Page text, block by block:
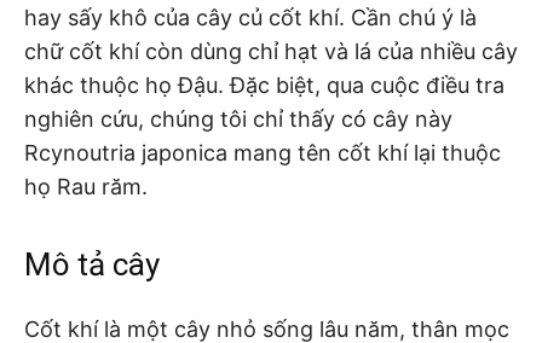
hay sấy khô của cây củ cốt khí. Cần chú ý là
chữ cốt khí còn dùng chỉ hạt và lá của nhiều cây
khác thuộc họ Đậu. Đặc biệt, qua cuộc điều tra
nghiên cứu, chúng tôi chỉ thấy có cây này
Rcynoutria japonica mang tên cốt khí lại thuộc
họ Rau răm.
Mô tả cây
Cốt khí là một cây nhỏ sống lâu năm, thân mọc